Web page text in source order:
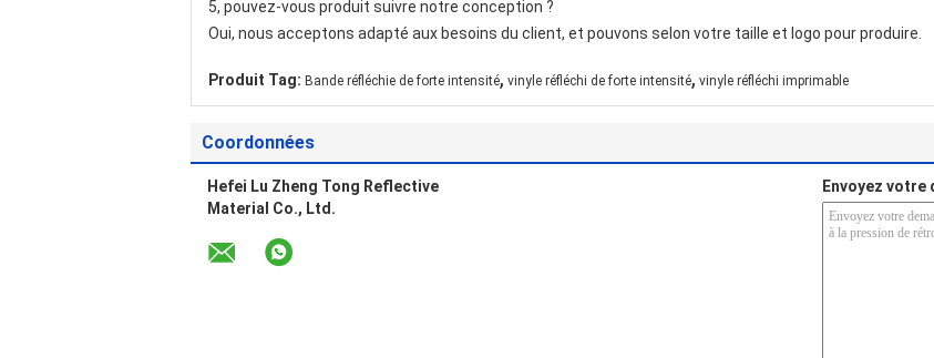
5, pouvez-vous produit suivre notre conception ?
Oui, nous acceptons adapté aux besoins du client, et pouvons selon votre taille et logo pour produire.
Produit Tag: Bande réfléchie de forte intensité, vinyle réfléchi de forte intensité, vinyle réfléchi imprimable
Coordonnées
Hefei Lu Zheng Tong Reflective
Material Co., Ltd.
Envoyez votre